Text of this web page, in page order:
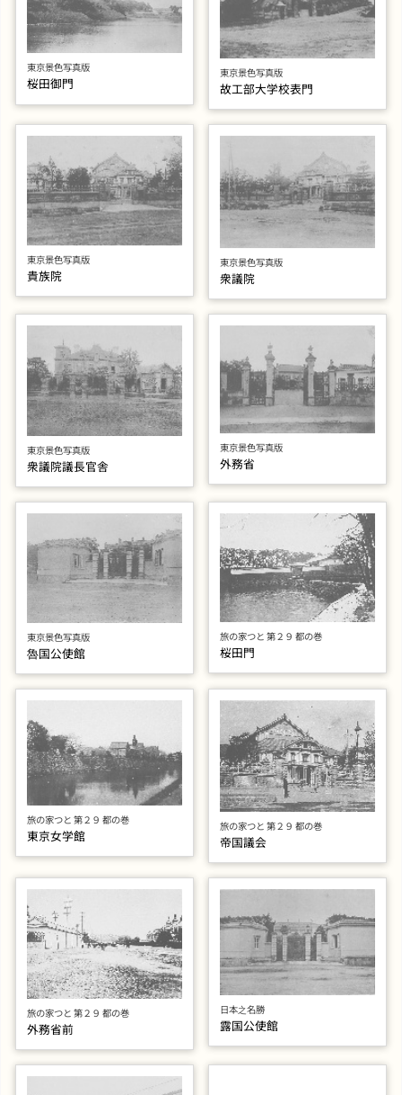
東京景色写真版
桜田御門
東京景色写真版
故工部大学校表門
東京景色写真版
貴族院
東京景色写真版
衆議院
東京景色写真版
衆議院議長官舎
東京景色写真版
外務省
東京景色写真版
魯国公使館
旅の家つと 第２９ 都の巻
桜田門
旅の家つと 第２９ 都の巻
東京女学館
旅の家つと 第２９ 都の巻
帝国議会
旅の家つと 第２９ 都の巻
外務省前
日本之名勝
露国公使館